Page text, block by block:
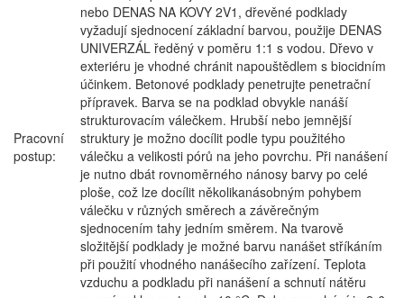
Pracovní
postup:
nebo DENAS NA KOVY 2V1, dřevěné podklady
vyžadují sjednocení základní barvou, použije DENAS
UNIVERZÁL ředěný v poměru 1:1 s vodou. Dřevo v
exteriéru je vhodné chránit napouštědlem s biocidním
účinkem. Betonové podklady penetrujte penetrační
přípravek. Barva se na podklad obvykle nanáší
strukturovacím válečkem. Hrubší nebo jemnější
struktury je možno docílit podle typu použitého
válečku a velikosti pórů na jeho povrchu. Při nanášení
je nutno dbát rovnoměrného nánosy barvy po celé
ploše, což lze docílit několikanásobným pohybem
válečku v různých směrech a závěrečným
sjednocením tahy jedním směrem. Na tvarově
složitější podklady je možné barvu nanášet stříkáním
při použití vhodného nanášecího zařízení. Teplota
vzduchu a podkladu při nanášení a schnutí nátěru